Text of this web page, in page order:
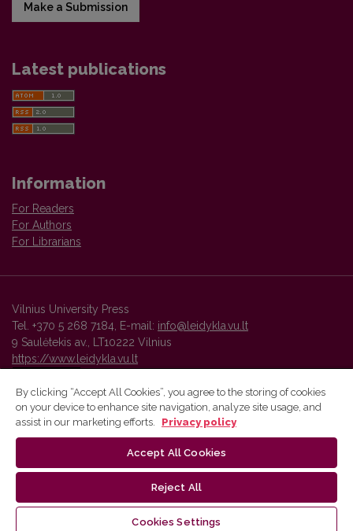
Make a Submission
Latest publications
Information
For Readers
For Authors
For Librarians
Vilnius University Press
Tel. +370 5 268 7184, E-mail: info@leidykla.vu.lt
9 Saulėtekis av., LT10222 Vilnius
https://www.leidykla.vu.lt
Vilnius University Press platform and metadata are distributed by
By clicking “Accept All Cookies”, you agree to the storing of cookies
on your device to enhance site navigation, analyze site usage, and
assist in our marketing efforts.
Privacy policy
Accept All Cookies
Reject All
Cookies Settings